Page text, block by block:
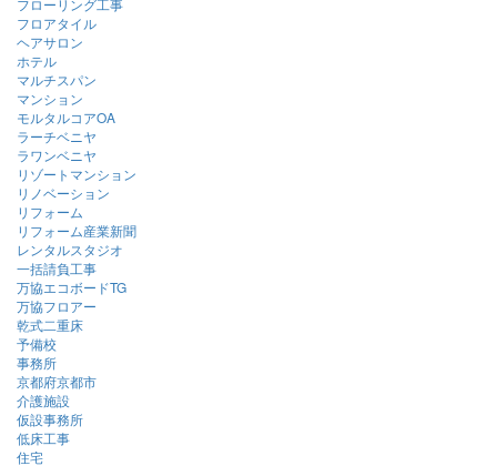
フロアタイル
ヘアサロン
ホテル
マルチスパン
マンション
モルタルコアOA
ラーチベニヤ
ラワンベニヤ
リゾートマンション
リノベーション
リフォーム
リフォーム産業新聞
レンタルスタジオ
一括請負工事
万協エコボードTG
万協フロアー
乾式二重床
予備校
事務所
京都府京都市
介護施設
仮設事務所
低床工事
住宅